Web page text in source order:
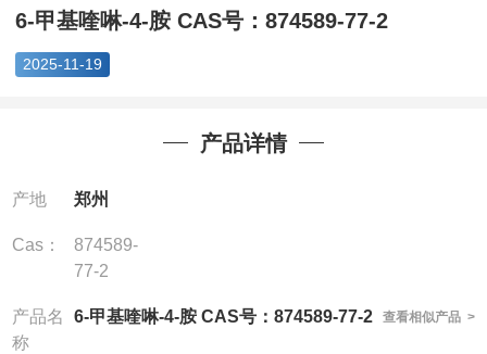
胺 CAS号：874...
6-甲基喹啉-4-胺 CAS号：874589-77-2
2025-11-19
产品详情
产地 郑州
Cas：
874589-
77-2
产品名
称
6-甲基喹啉-4-胺 CAS号：874589-77-2 查看相似产品 >